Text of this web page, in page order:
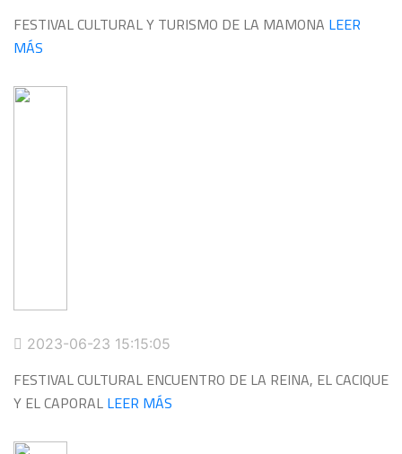
FESTIVAL CULTURAL Y TURISMO DE LA MAMONA LEER
MÁS
2023-06-23 15:15:05
FESTIVAL CULTURAL ENCUENTRO DE LA REINA, EL CACIQUE
Y EL CAPORALLEER MÁS